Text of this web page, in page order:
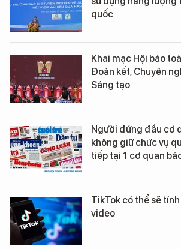
quốc
Khai mạc Hội báo
Đoàn kết, Chuyên
Sáng tạo
Người đứng đầu cơ
không giữ chức vụ
tiếp tại 1 cơ quan
TikTok có thể sẽ
video